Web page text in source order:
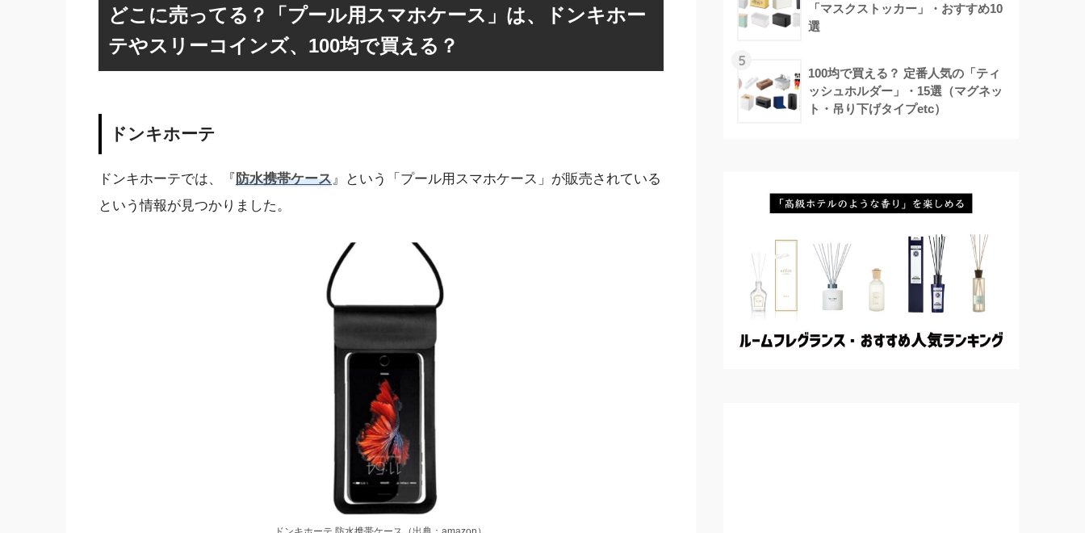
どこに売ってる？「プール用スマホケース」は、ドンキホー
テやスリーコインズ、100均で買える？
ドンキホーテ
ドンキホーテでは、『防水携帯ケース』という「プール用スマホケース」が販売されている
という情報が見つかりました。
「マスクストッカー」・おすすめ10
選
5
100均で買える？ 定番人気の「ティ
ッシュホルダー」・15選（マグネッ
ト・吊り下げタイプetc）